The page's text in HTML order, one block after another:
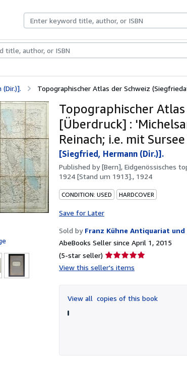
Rare BooksArt & Collectibles
Topographischer Atlas der Schweiz
Topographischer
[Überdruck] :
Reinach; i.e. mit
[Siegfried, Hermann (Dir.)].
Published by[Bern], Eidgenössisches
1924 [Stand um 1913]., 1924
CONDITION: USED HARDCOVER
Save for Later
Sold by Franz Kühne Antiquariat
AbeBooks Seller since April 1, 2015
(5-star seller) Seller
rating
of
5
View this seller's items
View all copies of this book